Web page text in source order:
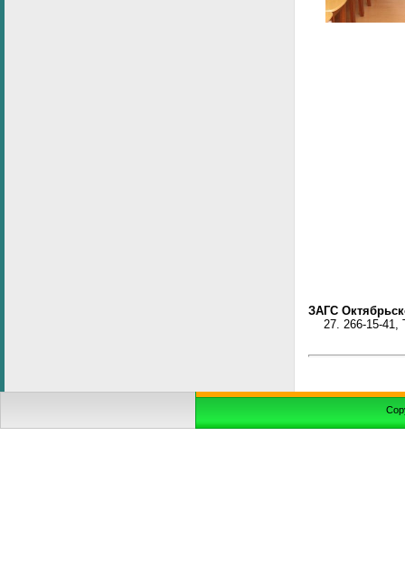
ЗАГС
27. 266-15-41,